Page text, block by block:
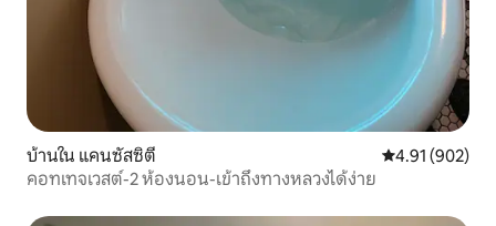
บ้านใน แคนซัสซิตี คะแนนเฉลี่ย
4.91 (902)
คอทเทจเวสต์-2 ห้องนอน-เข้าถึงทางหลวงได้ง่าย